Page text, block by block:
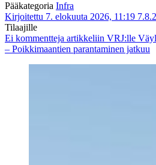
Pääkategoria Infra
Kirjoitettu 7. elokuuta 2026, 11:19
Tilaajille
Ei kommentteja artikkeliin VRJ:lle
– Poikkimaantien parantaminen jatkuu